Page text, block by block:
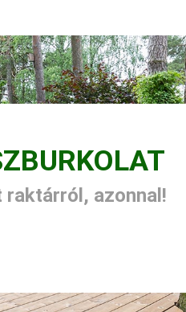
azonnal!